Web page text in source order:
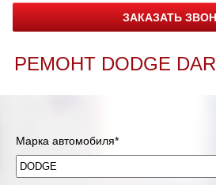
ЗАКАЗАТЬ
РЕМОНТ DODGE
Марка автомобиля*